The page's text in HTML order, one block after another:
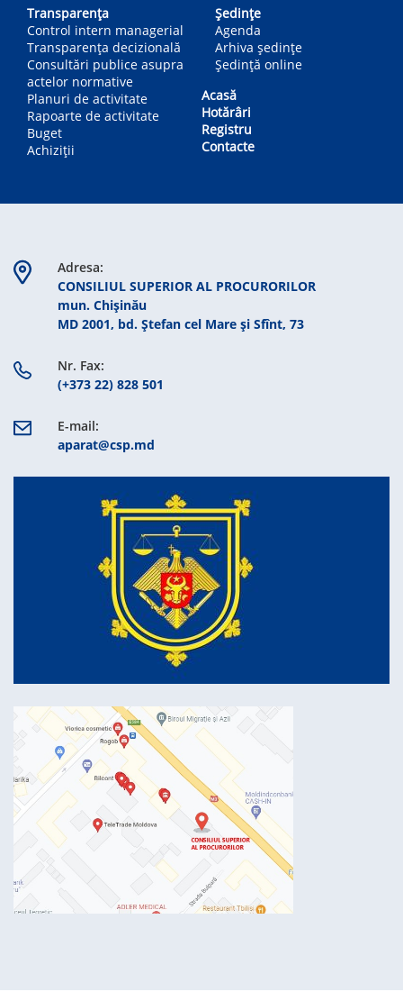
Transparența
Control intern managerial
Transparența decizională
Consultări publice asupra
actelor normative
Planuri de activitate
Rapoarte de activitate
Buget
Achiziții
Ședințe
Agenda
Arhiva ședințe
Ședință online
Acasă
Hotărâri
Registru
Contacte
Adresa:
CONSILIUL SUPERIOR AL PROCURORILOR
mun. Chişinău
MD 2001, bd. Ștefan cel Mare şi Sfînt, 73
Nr. Fax:
(+373 22) 828 501
E-mail:
aparat@csp.md